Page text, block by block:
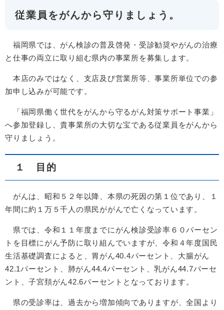
従業員をがんから守りましょう。
福岡県では、がん検診の普及啓発・受診勧奨やがんの治療
と仕事の両立に取り組む県内の事業所を募集します。
本店のみではなく、支店及び営業所等、事業所単位での参
加申し込みが可能です。
「福岡県働く世代をがんから守るがん対策サポート事業」
へ参加登録し、貴事業所の大切な宝である従業員をがんから
守りましょう。
１ 目的
がんは、昭和５２年以降、本県の死因の第１位であり、１
年間に約１万５千人の県民ががんで亡くなっています。
県では、令和１１年度までにがん検診受診率６０パーセン
トを目標にがん予防に取り組んでいますが、令和４年度国民
生活基礎調査によると、胃がん40.4パーセント、大腸がん
42.1パーセント、肺がん44.4パーセント、乳がん44.7パーセ
ント、子宮頚がん42.6パーセントとなっております。
県の受診率は、過去から増加傾向でありますが、全国より